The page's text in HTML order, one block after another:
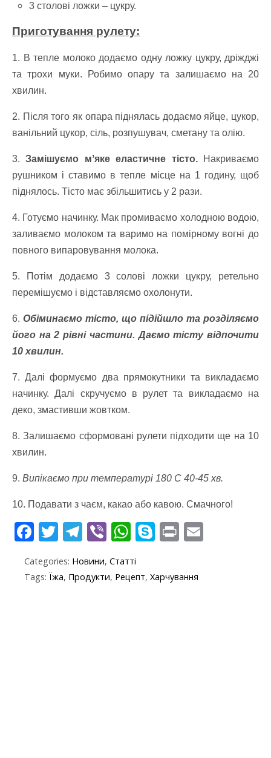
3столові ложки – цукру.
Приготування рулету:
1. В тепле молоко додаємо одну ложку цукру, дріжджі
та трохи муки. Робимо опару та залишаємо на 20
хвилин.
2. Після того як опара піднялась додаємо яйце, цукор,
ванільний цукор, сіль, розпушувач, сметану та олію.
3.Замішуємо мʼяке еластичне тісто.Накриваємо
рушником і ставимо в тепле місце на 1 годину, щоб
піднялось. Тісто має збільшитись у 2 рази.
4. Готуємо начинку. Мак промиваємо холодною водою,
заливаємо молоком та варимо на помірному вогні до
повного випаровування молока.
5. Потім додаємо 3 солові ложки цукру, ретельно
перемішуємо і відставляємо охолонути.
6. Обіминаємо тісто, що підійшло та розділяємо
його на 2 рівні частини. Даємо тісту відпочити
10 хвилин.
7. Далі формуємо два прямокутники та викладаємо
начинку. Далі скручуємо в рулет та викладаємо на
деко, змастивши жовтком.
8. Залишаємо сформовані рулети підходити ще на 10
хвилин.
9. Випікаємо при температурі 180 С 40-45 хв.
10. Подавати з чаєм, какао або кавою. Смачного!
F
e
b
T
itt
er
T
e
gr
Vi
er
W
at
S
y
p
Pr
t
Categories: Новини, Статті
Tags: Їжа, Продукти, Рецепт, Харчування